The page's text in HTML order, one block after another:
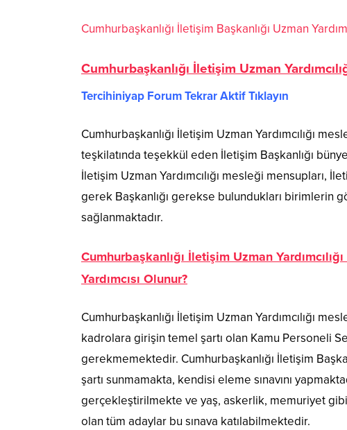
Cumhurbaşkanlığı İletişim Başkanlığı Uzman
Cumhurbaşkanlığı İletişim Uzman
Tercihiniyap Forum Tekrar Aktif Tıklayın
Cumhurbaşkanlığı İletişim Uzman Yardımcılığı
teşkilatında teşekkül eden İletişim Başkanlığı
İletişim Uzman Yardımcılığı mesleği mensupları,
gerek Başkanlığı gerekse bulundukları birimlerin
sağlanmaktadır.
Cumhurbaşkanlığı İletişim Uzman
Yardımcısı Olunur?
Cumhurbaşkanlığı İletişim Uzman Yardımcılığı
kadrolara girişin temel şartı olan Kamu Personeli
gerekmemektedir. Cumhurbaşkanlığı İletişim
şartı sunmamakta, kendisi eleme sınavını
gerçekleştirilmekte ve yaş, askerlik, memuriyet
olan tüm adaylar bu sınava katılabilmektedir.